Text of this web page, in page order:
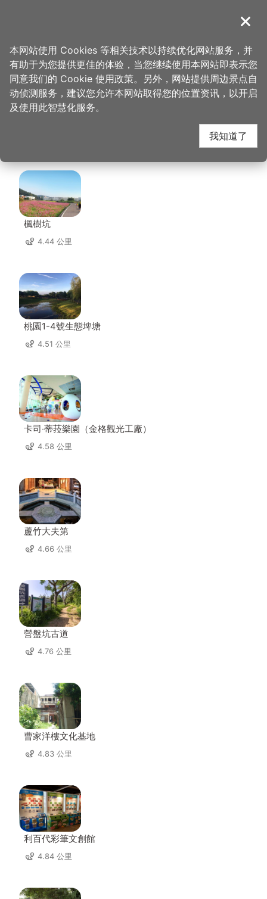
導覽
首页 > 想去的地方 > 美食、购物 > 柚子花花青春客家菜─桃园店
柚子花花青春客家菜─
桃园店 周边景点
楓樹坑
4.44 公里
桃園1-4號生態埤塘
4.51 公里
卡司‧蒂菈樂園（金格觀光工廠）
4.58 公里
蘆竹大夫第
4.66 公里
營盤坑古道
4.76 公里
曹家洋樓文化基地
4.83 公里
利百代彩筆文創館
4.84 公里
关闭
本网站使用 Cookies 等相关技术以持续优化网站服务，并
有助于为您提供更佳的体验，当您继续使用本网站即表示您
同意我们的 Cookie 使用政策。另外，网站提供周边景点自
动侦测服务，建议您允许本网站取得您的位置资讯，以开启
及使用此智慧化服务。
我知道了